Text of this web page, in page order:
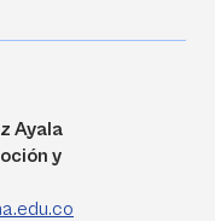
Ayala
y